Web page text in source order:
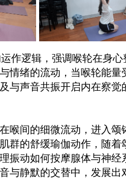
作逻辑，强调喉轮在身心
情绪的流动，当喉轮能量
与声音共振开启内在察觉
喉间的细微流动，进入颂
群的舒缓瑜伽动作，随着
振动如何按摩腺体与神经
与静默的交替中，发展出